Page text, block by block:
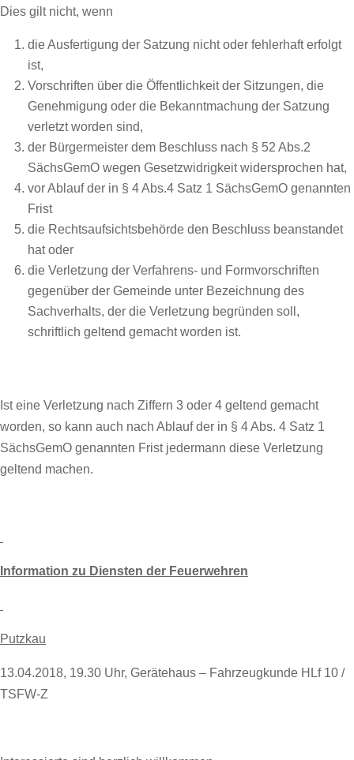
Dies gilt nicht, wenn
die Ausfertigung der Satzung nicht oder fehlerhaft erfolgt
ist,
Vorschriften über die Öffentlichkeit der Sitzungen, die
Genehmigung oder die Bekanntmachung der Satzung
verletzt worden sind,
der Bürgermeister dem Beschluss nach § 52 Abs.2
SächsGemO wegen Gesetzwidrigkeit widersprochen hat,
vor Ablauf der in § 4 Abs.4 Satz 1 SächsGemO genannten
Frist
die Rechtsaufsichtsbehörde den Beschluss beanstandet
hat oder
die Verletzung der Verfahrens- und Formvorschriften
gegenüber der Gemeinde unter Bezeichnung des
Sachverhalts, der die Verletzung begründen soll,
schriftlich geltend gemacht worden ist.
Ist eine Verletzung nach Ziffern 3 oder 4 geltend gemacht
worden, so kann auch nach Ablauf der in § 4 Abs. 4 Satz 1
SächsGemO genannten Frist jedermann diese Verletzung
geltend machen.
Information zu Diensten der Feuerwehren
Putzkau
13.04.2018, 19.30 Uhr, Gerätehaus – Fahrzeugkunde HLf 10 /
TSFW-Z